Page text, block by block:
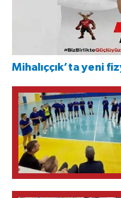
Mihalıççık’ta yeni